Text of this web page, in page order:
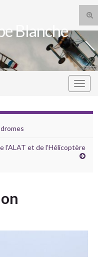
Blanche
l’ALAT et de l’Hélicoptère